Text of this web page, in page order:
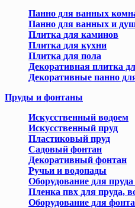
Панно для ванных
Панно для ванных и
Плитка для каминов
Плитка для кухни
Плитка для пола
Декоративная плитка
Декоративные панно
Пруды и фонтаны
Искусственный водоем
Искусственный пруд
Пластиковый пруд
Садовый фонтан
Декоративный фонтан
Ручьи и водопады
Оборудование для
Пленка пвх для пруда,
Оборудование для